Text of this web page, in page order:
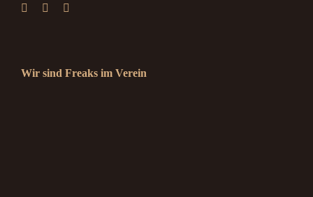
Wir sind Freaks im Verein